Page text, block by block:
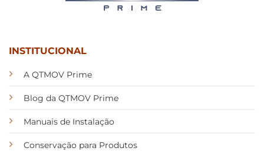
INSTITUCIONAL
A QTMOV Prime
Blog da QTMOV Prime
Manuais de Instalação
Conservação para Produtos